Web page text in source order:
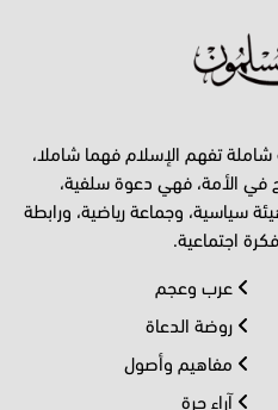
تفهم الإسلام فهما شاملا،
في الأمة، فهي دعوة سلفية،
سياسية، وجماعة رياضية، ورابطة
اجتماعية.
عرب وعجم
روضة الدعاة
مفاهيم وأصول
آراء حرة